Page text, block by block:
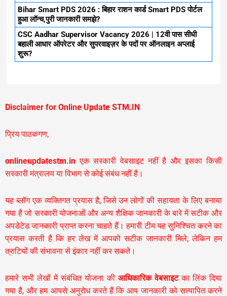
Bihar Smart PDS 2026 : बिहार राशन कार्ड Smart PDS पोर्टल
हुआ लॉन्च,पुरी जानकारी समझे?
CSC Aadhar Supervisor Vacancy 2026 | 12वी पास सीधी
बहाली आधार ऑपरेटर और सुपरवाइज़र के पदों पर ऑनलाइन अप्लाई
शुरू?
Disclaimer for Online Update STM.IN
प्रिय पाठकगण,
onlineupdatestm.in एक सरकारी वेबसाइट नहीं है और इसका किसी
सरकारी मंत्रालय या विभाग से कोई संबंध नहीं है।
यह ब्लॉग एक व्यक्तिगत प्रयास है, जिसे उन लोगों की सहायता के लिए बनाया
गया है जो सरकारी योजनाओं और अन्य शैक्षिक जानकारी के बारे में सटीक और
अपडेटेड जानकारी प्राप्त करना चाहते हैं। हमारी टीम यह सुनिश्चित करने का
प्रयास करती है कि हर लेख में आपको सटीक जानकारी मिले, लेकिन हम
त्रुटियों की संभावना से इंकार नहीं कर सकते।
हमारे सभी लेखों में संबंधित योजना की आधिकारिक वेबसाइटका लिंक दिया
गया है, और हम आपसे अनुरोध करते हैं कि आप जानकारी को सत्यापित करने